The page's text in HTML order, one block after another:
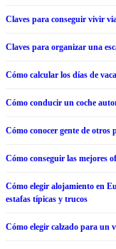
Claves para conseguir vivir
Claves para organizar una
Cómo calcular los días de
Cómo conducir un coche
Cómo conocer gente de otros
Cómo conseguir las mejores
Cómo elegir alojamiento en
estafas típicas y trucos
Cómo elegir calzado para un